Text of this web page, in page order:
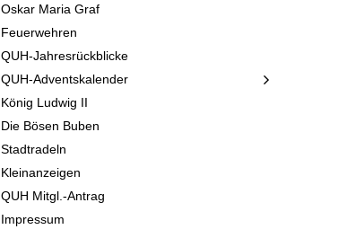
Oskar Maria Graf
Feuerwehren
QUH-Jahresrückblicke
QUH-Adventskalender
König Ludwig II
Die Bösen Buben
Stadtradeln
Kleinanzeigen
QUH Mitgl.-Antrag
Impressum